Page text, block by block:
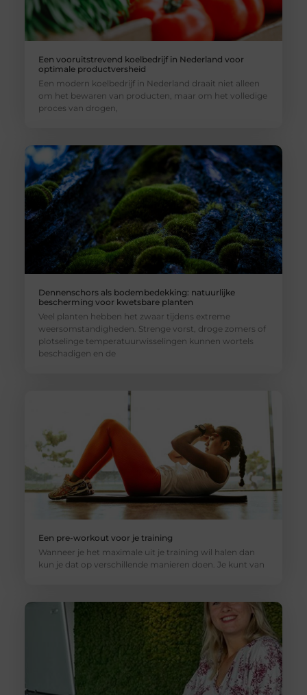
Een vooruitstrevend koelbedrijf in Nederland voor
optimale productversheid
Een modern koelbedrijf in Nederland draait niet alleen
om het bewaren van producten, maar om het volledige
proces van drogen,
Dennenschors als bodembedekking: natuurlijke
bescherming voor kwetsbare planten
Veel planten hebben het zwaar tijdens extreme
weersomstandigheden. Strenge vorst, droge zomers of
plotselinge temperatuurwisselingen kunnen wortels
beschadigen en de
Een pre-workout voor je training
Wanneer je het maximale uit je training wil halen dan
kun je dat op verschillende manieren doen. Je kunt van